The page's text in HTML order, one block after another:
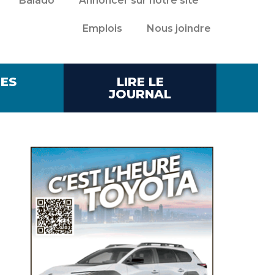
Emplois Nous joindre
LIRE LE
JOURNAL